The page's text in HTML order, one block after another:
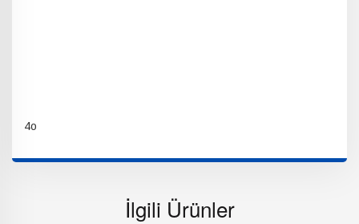
4o
İlgili Ürünler